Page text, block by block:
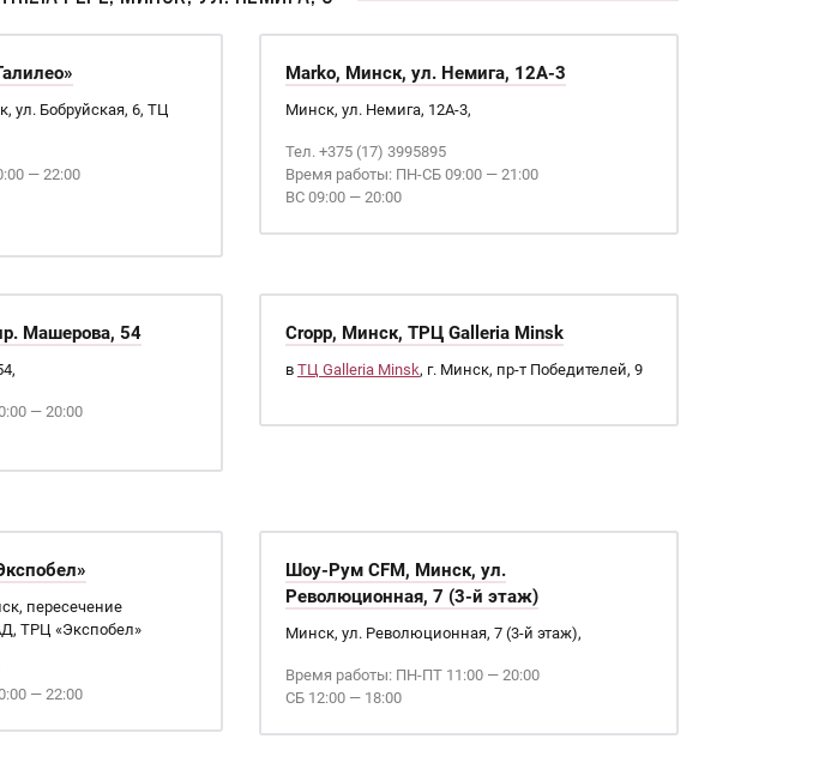
ул. Бобруйская, 6, ТЦ
— 22:00
Marko, Минск, ул. Немига, 12А-3
Минск, ул. Немига, 12А-3,
Тел. +375 (17) 3995895
Время работы: ПН-СБ 09:00 — 21:00
ВС 09:00 — 20:00
Машерова, 54
— 20:00
Cropp, Минск, ТРЦ Galleria Minsk
в ТЦ Galleria Minsk, г. Минск, пр-т Победителей, 9
пересечение
ТРЦ «Экспобел»
— 22:00
Шоу-Рум CFM, Минск, ул.
Революционная, 7 (3-й этаж)
Минск, ул. Революционная, 7 (3-й этаж),
Время работы: ПН-ПТ 11:00 — 20:00
СБ 12:00 — 18:00